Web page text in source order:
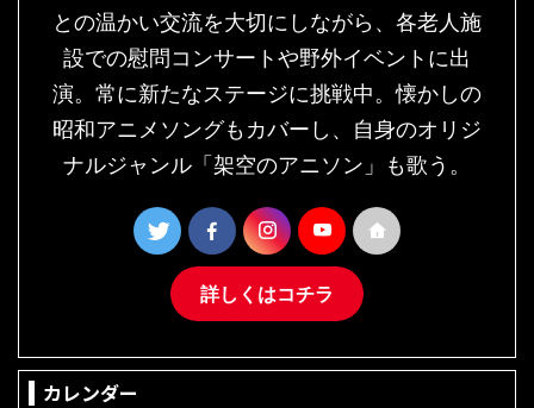
との温かい交流を大切にしながら、各老人施
設での慰問コンサートや野外イベントに出
演。常に新たなステージに挑戦中。懐かしの
昭和アニメソングもカバーし、自身のオリジ
ナルジャンル「架空のアニソン」も歌う。
詳しくはコチラ
カレンダー